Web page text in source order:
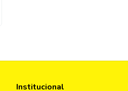
Institucional